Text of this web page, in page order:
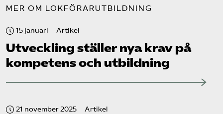
MER OM LOKFÖRARUTBILDNING
15 januari Artikel
Utveckling ställer nya krav på
kompetens och utbildning
21 november 2025 Artikel